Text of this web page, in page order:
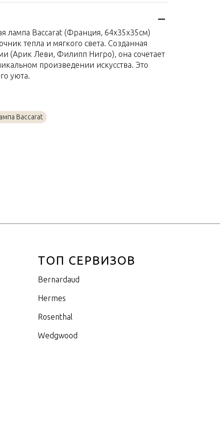
Франция
64 x 35 x 35см
лампа Baccarat (Франция, 64x35x35см)
тепла и мягкого света. Созданная
(Арик Леви, Филипп Нигро), она сочетает
произведении искусства. Это
уюта.
Baccarat
ТОП СЕРВИЗОВ
Bernardaud
Hermes
Rosenthal
Wedgwood